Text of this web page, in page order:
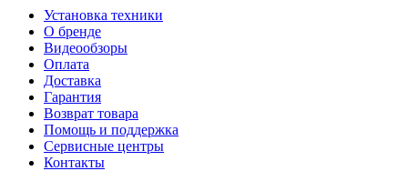
Установка техники
О бренде
Видеообзоры
Оплата
Доставка
Гарантия
Возврат товара
Помощь и поддержка
Сервисные центры
Контакты